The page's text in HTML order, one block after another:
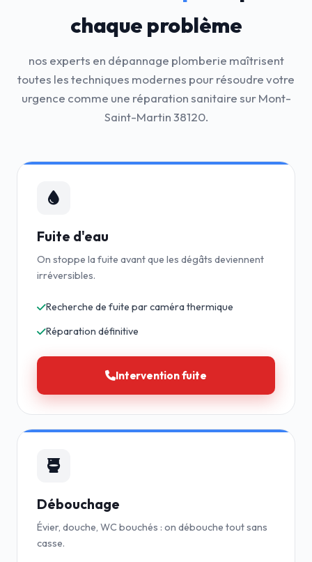
chaque problème
nos experts en dépannage plomberie maîtrisent
toutes les techniques modernes pour résoudre votre
urgence comme une réparation sanitaire sur Mont-
Saint-Martin 38120.
Fuite d'eau
On stoppe la fuite avant que les dégâts deviennent
irréversibles.
Recherche de fuite par caméra thermique
Réparation définitive
Intervention fuite
Débouchage
Évier, douche, WC bouchés : on débouche tout sans
casse.